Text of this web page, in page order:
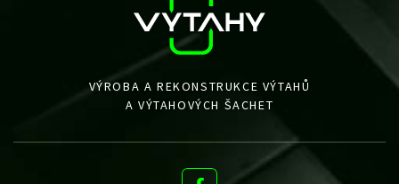
VÝROBA A REKONSTRUKCE VÝTAHŮ
A VÝTAHOVÝCH ŠACHET